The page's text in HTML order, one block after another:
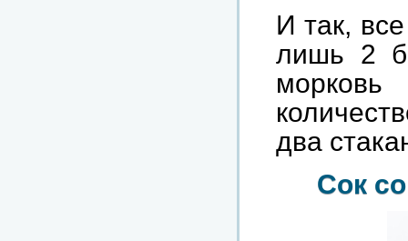
И так,
лишь 2
два
Сок